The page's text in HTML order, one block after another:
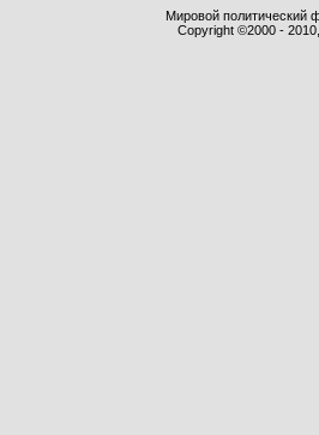
Мировой политический
Copyright ©2000 -